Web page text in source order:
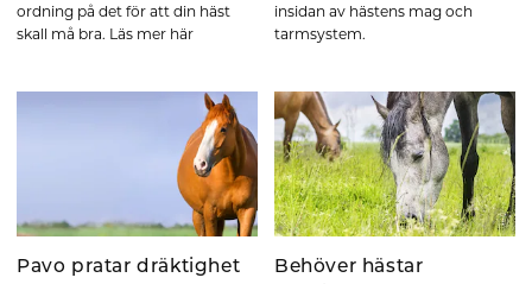
ordning på det för att din häst
skall må bra. Läs mer här
insidan av hästens mag och
tarmsystem.
Pavo pratar dräktighet
Behöver hästar